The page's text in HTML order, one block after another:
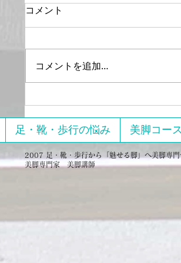
「【オンライン】限定 初心
者向け3回でパーフェクトの
美脚をゲットする」へのレビ
ュー
コメント
コメントを追加…
足・靴・歩行の悩み 美脚コー
2007 足・靴・歩行から「魅せる脚」へ美脚
美脚専門家 美脚講師